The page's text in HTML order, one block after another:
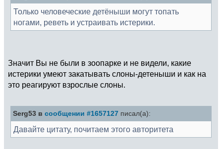
Только человеческие детёныши могут топать
ногами, реветь и устраивать истерики.
Значит Вы не были в зоопарке и не видели, какие
истерики умеют закатывать слоны-детеныши и как на
это реагируют взрослые слоны.
Serg53 в сообщении #1657127 писал(а):
Давайте цитату, почитаем этого авторитета